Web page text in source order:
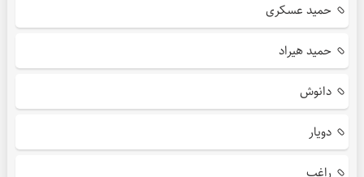
حمید عسکری
حمید هیراد
دانوش
دویار
راغب